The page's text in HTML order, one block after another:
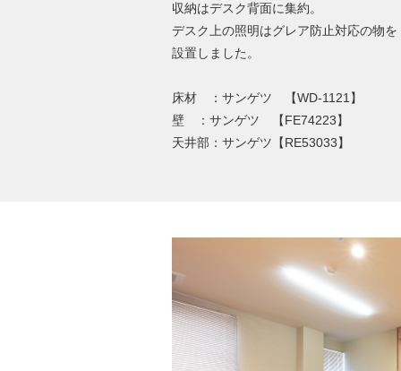
収納はデスク背面に集約。
デスク上の照明はグレア防止対応の物を
設置しました。
床材 ：サンゲツ 【WD-1121】
壁 ：サンゲツ 【FE74223】
天井部：サンゲツ【RE53033】